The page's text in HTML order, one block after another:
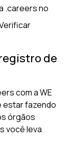
.careers no
de
com a WE
estar fazendo
órgãos
você leva